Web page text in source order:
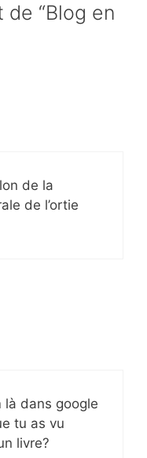
“Blog en
de la
de l’ortie
là dans google
tu as vu
livre?